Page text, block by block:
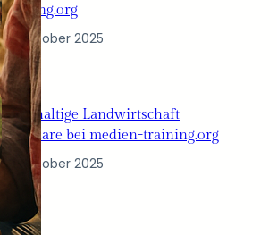
training.org
10. Oktober 2025
Nachhaltige Landwirtschaft
Seminare bei medien-training.org
10. Oktober 2025